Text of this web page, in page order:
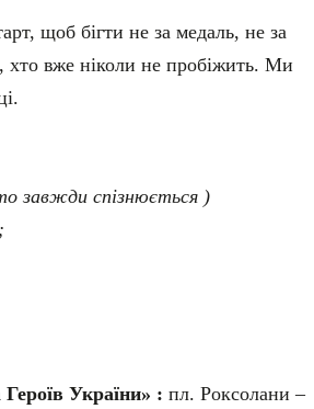
щоб бігти не за медаль, не за
хто вже ніколи не пробіжить. Ми
завжди спізнюється )
України» : пл. Роксолани –